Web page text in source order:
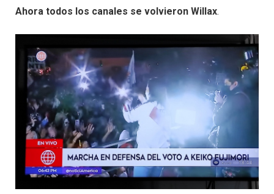
Ahora todos los canales se volvieron Willax.